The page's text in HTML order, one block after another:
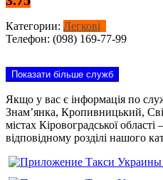
Категории: Легкові
Телефон: (098) 169-77-99
Показати більше служб
Якщо у вас є інформація по
Знам’янка, Кропивницький,
містах Кіровоградської
відповідному розділі нашого